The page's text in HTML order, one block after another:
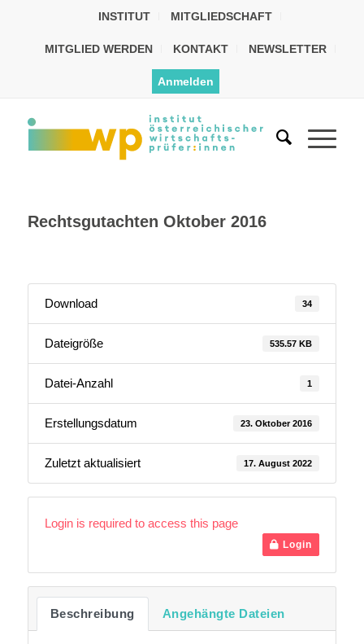
INSTITUT MITGLIEDSCHAFT
MITGLIED WERDEN KONTAKT NEWSLETTER
Anmelden
Rechtsgutachten Oktober 2016
Download 34
Dateigröße 535.57 KB
Datei-Anzahl 1
Erstellungsdatum 23. Oktober 2016
Zuletzt aktualisiert 17. August 2022
Login is required to access this page
Login
Beschreibung Angehängte Dateien